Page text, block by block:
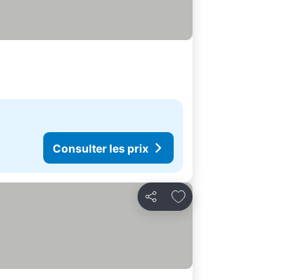
Consulter les prix
Partager
Ajouter à mes favoris